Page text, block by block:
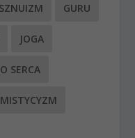
GURU
JOGA
SERCA
MISTYCYZM